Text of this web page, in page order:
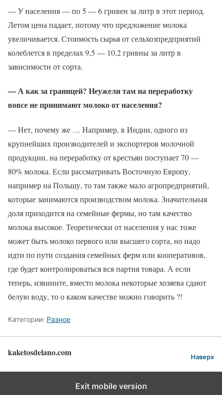
— У населения — по 5 — 6 гривен за литр в этот период.
Летом цена падает, потому что предложение молока
увеличивается. Стоимость сырья от сельхозпредприятий
колеблется в пределах 9,5 — 10,2 гривны за литр в
зависимости от сорта.
— А как за границей? Неужели там на переработку
вовсе не принимают молоко от населения?
— Нет, почему же … Например, в Индии, одного из
крупнейших производителей и экспортеров молочной
продукции, на переработку от крестьян поступает 70 —
80% молока. Если рассматривать Восточную Европу,
например на Польшу, то там также мало агропредприятий,
которые занимаются производством молока. Значительная
доля приходится на семейные фермы, но там качество
молока высокое. Теоретически от населения у нас тоже
может быть молоко первого или высшего сорта, но надо
идти по пути создания семейных ферм или кооперативов,
где будет контролироваться вся партия товара. А если
теперь, извините, вместо молока некоторые хозяева сдают
белую воду, то о каком качестве можно говорить ?!
Категории: Разное
kaketosdelano.com Наверх
Exit mobile version